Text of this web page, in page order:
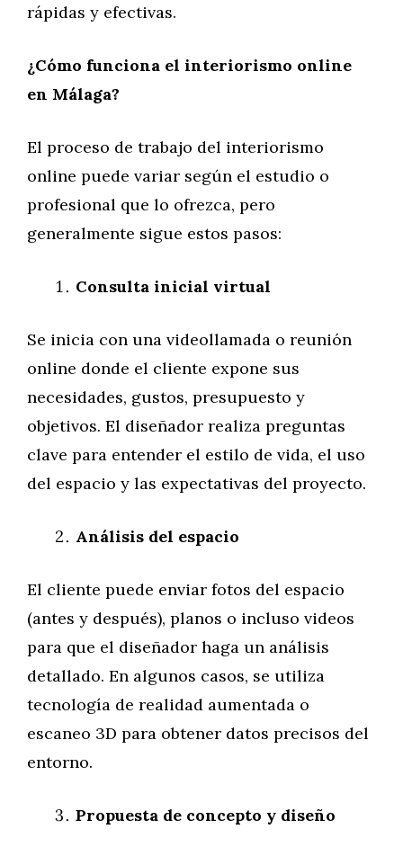
rápidas y efectivas.
¿Cómo funciona el interiorismo online
en Málaga?
El proceso de trabajo del interiorismo
online puede variar según el estudio o
profesional que lo ofrezca, pero
generalmente sigue estos pasos:
Consulta inicial virtual
Se inicia con una videollamada o reunión
online donde el cliente expone sus
necesidades, gustos, presupuesto y
objetivos. El diseñador realiza preguntas
clave para entender el estilo de vida, el uso
del espacio y las expectativas del proyecto.
Análisis del espacio
El cliente puede enviar fotos del espacio
(antes y después), planos o incluso videos
para que el diseñador haga un análisis
detallado. En algunos casos, se utiliza
tecnología de realidad aumentada o
escaneo 3D para obtener datos precisos del
entorno.
Propuesta de concepto y diseño